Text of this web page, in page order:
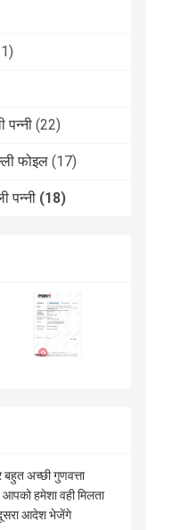
पन्नी (22)
फोइल (17)
पन्नी (18)
अच्छी गुणवत्ता
हमेशा वही मिलता
दूसरा आदेश भेजेंगे